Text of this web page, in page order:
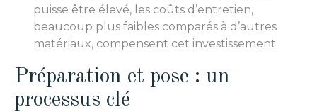
puisse être élevé, les coûts d’entretien,
beaucoup plus faibles comparés à d’autres
matériaux, compensent cet investissement.
Préparation et pose : un
processus clé